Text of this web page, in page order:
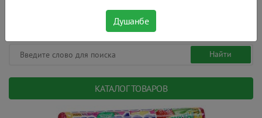
КАТАЛОГ ТОВАРОВ
Душанбе